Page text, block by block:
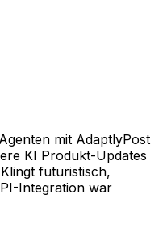
mit AdaptlyPost
KI Produkt-Updates
futuristisch,
Integration war